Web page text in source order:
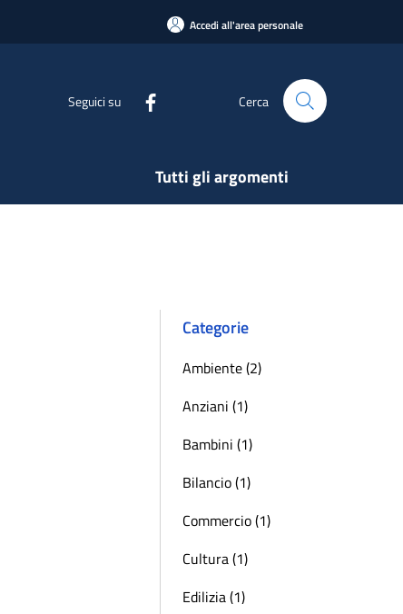
Accedi all'area personale
Seguici su Cerca
Tutti gli argomenti
Categorie
Ambiente (2)
Anziani (1)
Bambini (1)
Bilancio (1)
Commercio (1)
Cultura (1)
Edilizia (1)